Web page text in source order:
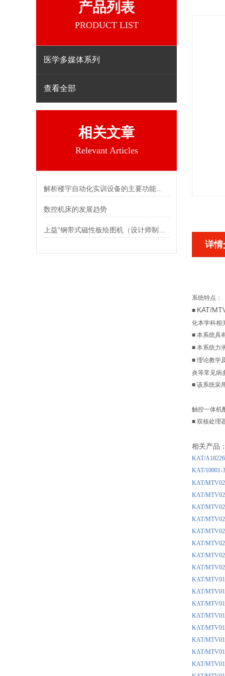
产品列表
PRODUCT LIST
医学多媒体系列
查看全部
相关文章
Relevant Articles
解析楼宇自动化实训设备的主要功能特性
数控机床的发展趋势
详
系统特点：
■ KAT/
化本学科相
■ 本系统具
■ 本系统力
■ 理论教学
炎等常见病
■ 该系统采
触控一体机
■ 双核处理
相关产品
KAT/
KAT/
KAT/
KAT/
KAT/
KAT/
KAT/
KAT/
KAT/
KAT/
KAT/
KAT/
KAT/
KAT/
KAT/
KAT/
KAT/
KAT/